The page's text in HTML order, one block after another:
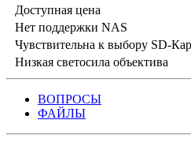
Доступная цена
Нет поддержки NAS
Чувствительна к выбору SD-
Низкая светосила объектива
ВОПРОСЫ
ФАЙЛЫ